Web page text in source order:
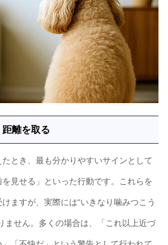
離を取る
とき、最も分かりやすいサインとして
見せる」といった行動です。これらを
ますが、実際には“いきなり噛みつこう
ません。多くの場合は、「これ以上近づ